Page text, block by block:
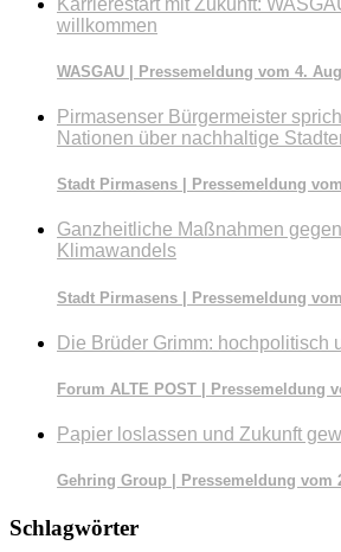
willkommen
WASGAU | Pressemeldung vom 4.
Pirmasenser Bürgermeister
Nationen über nachhaltige
Stadt Pirmasens | Pressemeldung
Ganzheitliche Maßnahmen
Klimawandels
Stadt Pirmasens | Pressemeldung
Die Brüder Grimm: hochpolitisch
Forum ALTE POST | Pressemeldung
Papier loslassen und Zukunft
Gehring Group | Pressemeldung vom
Schlagwörter